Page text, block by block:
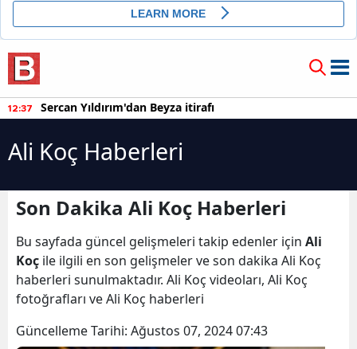
12:37 Sercan Yıldırım'dan Beyza itirafı
Ali Koç Haberleri
Son Dakika Ali Koç Haberleri
Bu sayfada güncel gelişmeleri takip edenler için Ali
Koç ile ilgili en son gelişmeler ve son dakika Ali Koç
haberleri sunulmaktadır. Ali Koç videoları, Ali Koç
fotoğrafları ve Ali Koç haberleri
Güncelleme Tarihi: Ağustos 07, 2024 07:43